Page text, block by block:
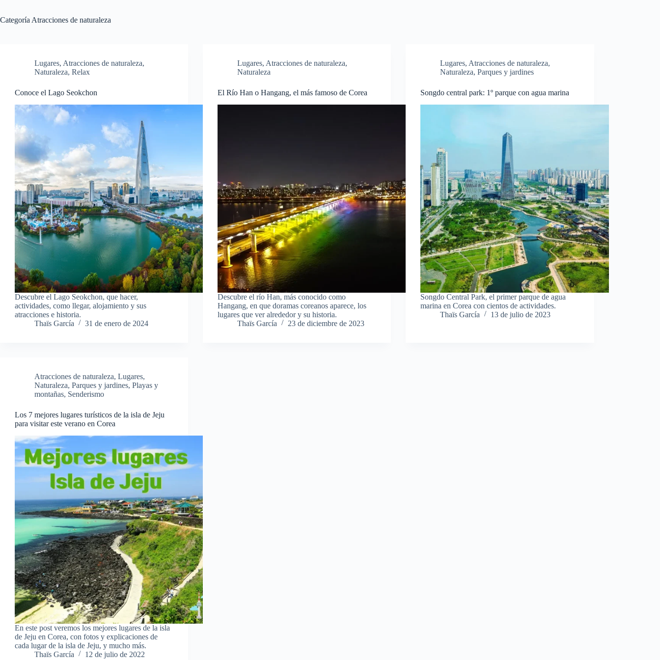
Categoría Atracciones de naturaleza
Lugares, Atracciones de naturaleza,
Naturaleza, Relax
Conoce el Lago Seokchon
Descubre el Lago Seokchon, que hacer,
actividades, como llegar, alojamiento y sus
atracciones e historia.
Thaïs García
31 de enero de 2024
Lugares, Atracciones de naturaleza,
Naturaleza
El Río Han o Hangang, el más famoso de Corea
Descubre el río Han, más conocido como
Hangang, en que doramas coreanos aparece, los
lugares que ver alrededor y su historia.
Thaïs García
23 de diciembre de 2023
Lugares, Atracciones de naturaleza,
Naturaleza,Parques y jardines
Songdo central park: 1º parque con agua marina
Songdo Central Park, el primer parque de agua
marina en Corea con cientos de actividades.
Thaïs García
13 de julio de 2023
Atracciones de naturaleza, Lugares,
Naturaleza, Parques y jardines, Playas y
montañas, Senderismo
Los 7 mejores lugares turísticos de la isla de Jeju
para visitar este verano en Corea
En este post veremos los mejores lugares de la isla
de Jeju en Corea, con fotos y explicaciones de
cada lugar de la isla de Jeju, y mucho más.
Thaïs García
12 de julio de 2022